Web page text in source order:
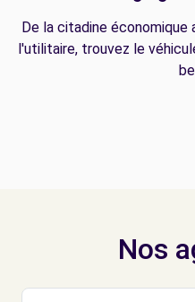
De la citadine économique
l'utilitaire, trouvez le
Nos